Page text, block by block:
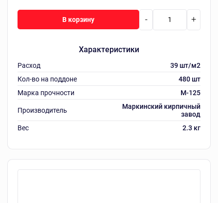
Характеристики
Расход
39 шт/м2
Кол-во на поддоне
480 шт
Марка прочности
M-125
Производитель
Маркинский кирпичный
завод
Вес
2.3 кг
- +
В корзину